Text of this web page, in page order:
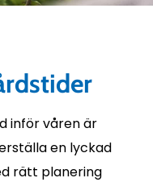
inför våren är
en lyckad
rätt planering